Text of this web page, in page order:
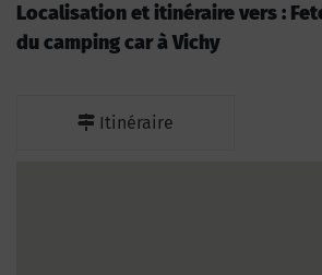
Localisation et itinéraire vers :
du camping car à Vichy
Itinéraire